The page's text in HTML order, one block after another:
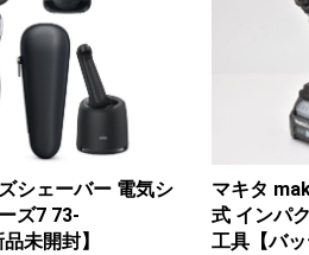
シェーバー 電気シ
ズ7 73-
未開封】
マキタ
式 インパ
工具【バ